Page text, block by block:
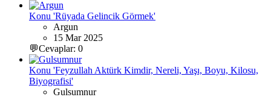
Konu 'Rüyada Gelincik Görmek'
Argun
15 Mar 2025
💬Cevaplar: 0
Konu 'Feyzullah Aktürk Kimdir, Nereli, Yaşı, Boyu, Kilosu,
Biyografisi'
Gulsumnur